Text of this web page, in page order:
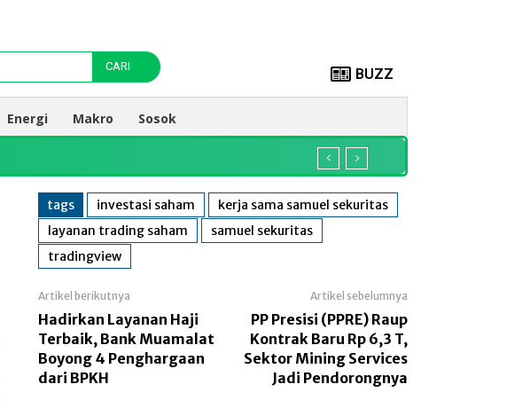
CARI BUZZ
Energi Makro Sosok
tags investasi saham
kerja sama samuel sekuritas
layanan trading saham
samuel sekuritas
tradingview
Artikel berikutnya
Hadirkan Layanan Haji
Terbaik, Bank Muamalat
Boyong 4 Penghargaan
dari BPKH
Artikel sebelumnya
PP Presisi (PPRE) Raup
Kontrak Baru Rp 6,3 T,
Sektor Mining Services
Jadi Pendorongnya